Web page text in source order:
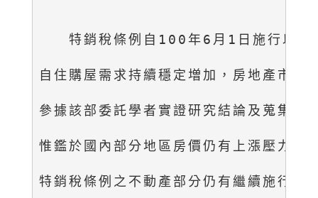
特銷稅條例自100年6月1日施行以來
自住購屋需求持續穩定増加，房地產市場
參據該部委託學者實證研究結論及蒐集相
惟鑑於國內部分地區房價仍有上漲壓力，
特銷稅條例之不動產部分仍有繼續施行之